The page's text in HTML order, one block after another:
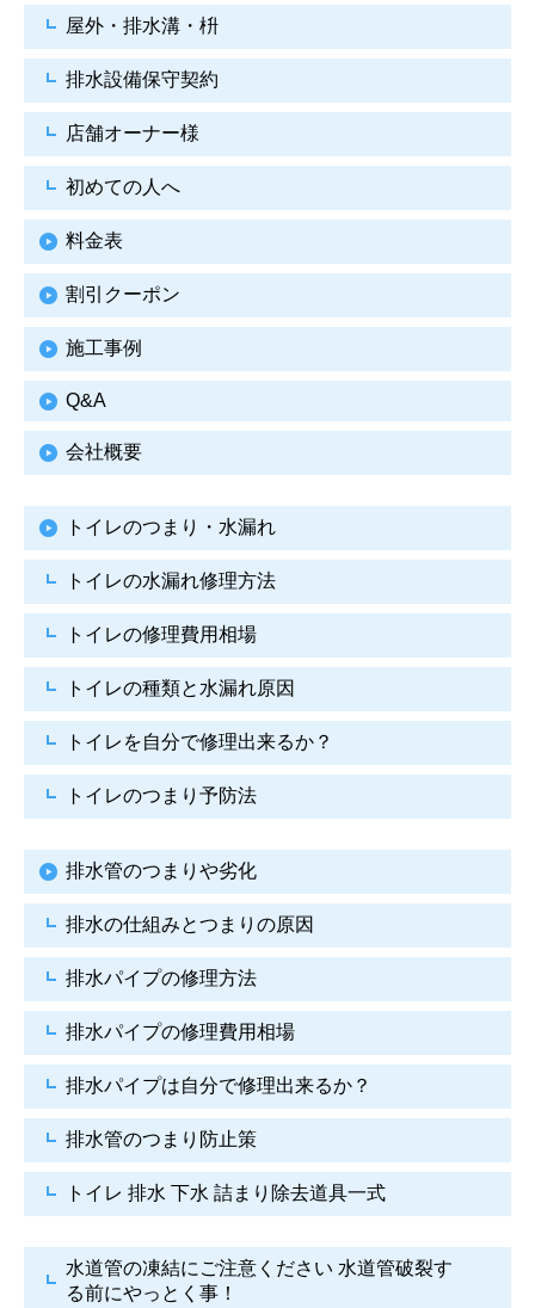
屋外・排水溝・枡
排水設備保守契約
店舗オーナー様
初めての人へ
料金表
割引クーポン
施工事例
Q&A
会社概要
トイレのつまり・水漏れ
トイレの水漏れ修理方法
トイレの修理費用相場
トイレの種類と水漏れ原因
トイレを自分で修理出来るか？
トイレのつまり予防法
排水管のつまりや劣化
排水の仕組みとつまりの原因
排水パイプの修理方法
排水パイプの修理費用相場
排水パイプは自分で修理出来るか？
排水管のつまり防止策
トイレ 排水 下水 詰まり除去道具一式
水道管の凍結にご注意ください 水道管破裂す
る前にやっとく事！